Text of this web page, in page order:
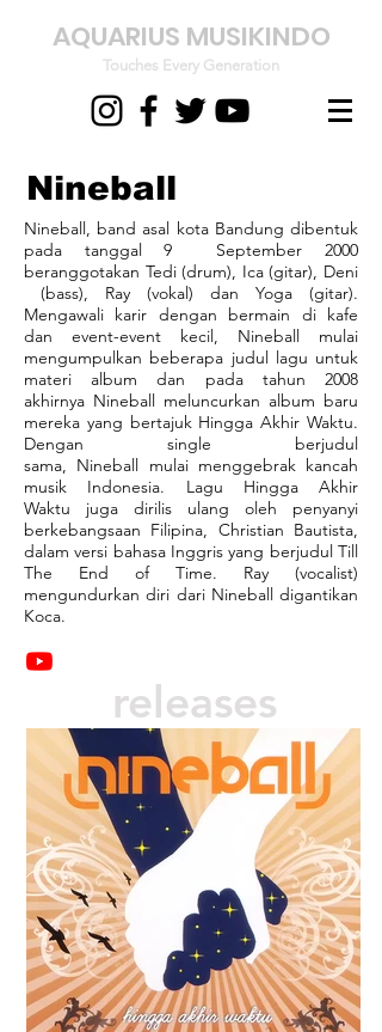
AQUARIUS MUSIKINDO
Touches Every Generation
Nineball
Nineball, band asal kota Bandung dibentuk
pada tanggal 9 September 2000
beranggotakan Tedi (drum), Ica (gitar), Deni
(bass), Ray (vokal) dan Yoga (gitar).
Mengawali karir dengan bermain di kafe
dan event-event kecil, Nineball mulai
mengumpulkan beberapa judul lagu untuk
materi album dan pada tahun 2008
akhirnya Nineball meluncurkan album baru
mereka yang bertajuk Hingga Akhir Waktu.
Dengan single berjudul
sama, Nineball mulai menggebrak kancah
musik Indonesia. Lagu Hingga Akhir
Waktu juga dirilis ulang oleh penyanyi
berkebangsaan Filipina, Christian Bautista,
dalam versi bahasa Inggris yang berjudul Till
The End of Time. Ray (vocalist)
mengundurkan diri dari Nineball digantikan
Koca.
releases